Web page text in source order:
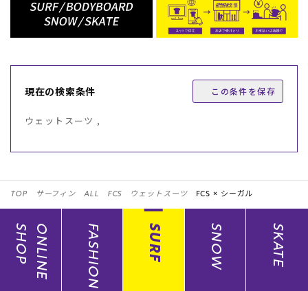
現在の検索条件 この条件を保存
ウェットスーツ ,
TOP サーフィン ALL FCS ウェットスーツ FCS × シーガル
ONLINE
SHOP FASHION SURF SNOW SKATE